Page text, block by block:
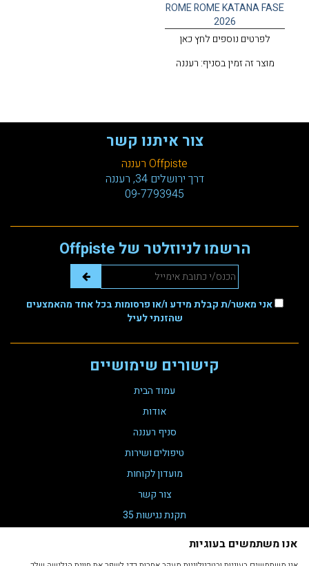
אנו משתמשים בעוגיות
ROME ROME KATANA FASE
2026
לפרטים נוספים לחץ כאן
מוצר זה זמין בסניף: רעננה
קישורים שימושיים
עמוד הבית
אודות
סניף רעננה
טיפולים ושירות
מועדון לקוחות
צור קשר
תקנת נגישות 35
הרשמו לניוזלטר של Offpiste
אני מאשר/ת קבלת מידע ו/או פרסומות בכל אחד מהאמצעים
שהזנתי לעיל
צור איתנו קשר
Offpiste רעננה
דרך ירושלים 34, רעננה
09-7793945